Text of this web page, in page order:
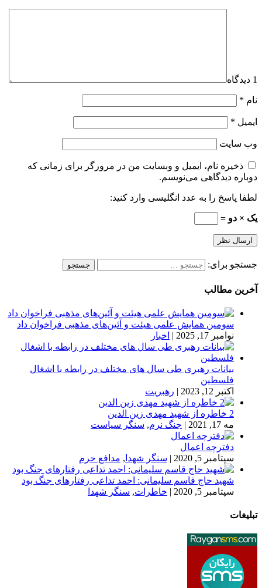
1 دیدگاه
نام *
ایمیل *
وب‌ سایت
ذخیره نام، ایمیل و وبسایت من در مرورگر برای زمانی که
دوباره دیدگاهی می‌نویسم.
لطفا پاسخ را به عدد انگلیسی وارد کنید:
یک × دو =
جستجو برای:
آخرین مطالب
سومین همایش علمی هیئت و آئین‌های مذهبی فراخوان داد
نوامبر 17, 2025
| اخبار
بیانات رهبری طی سال های مختلف در رابطه با اشغال
فلسطین
اکتبر 12, 2023
| رهبریت
2 خاطره از شهید مهدی زین الدین
مه 17, 2021
| جنگ نرم, سنگر سیاست
دفترچه اعمال
سپتامبر 5, 2020
| سنگر شهدا , مدافع حرم
شهید حاج قاسم سلیمانی: احمد تداعی رفتارهای جنگ بود
سپتامبر 5, 2020
| خاطرات, سنگر شهدا
تبلیغات